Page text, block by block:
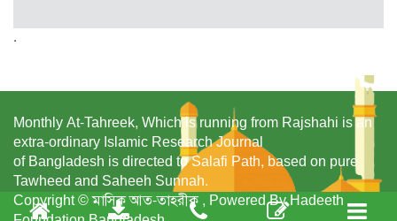
.
Monthly At-Tahreek, Which is running from Rajshahi is an
extra-ordinary Islamic Research Journal
of Bangladesh is directed to Salafi Path, based on pure
Tawheed and Saheeh Sunnah.
Copyright © মাসিক আত-তাহরীক , Powered By Hadeeth